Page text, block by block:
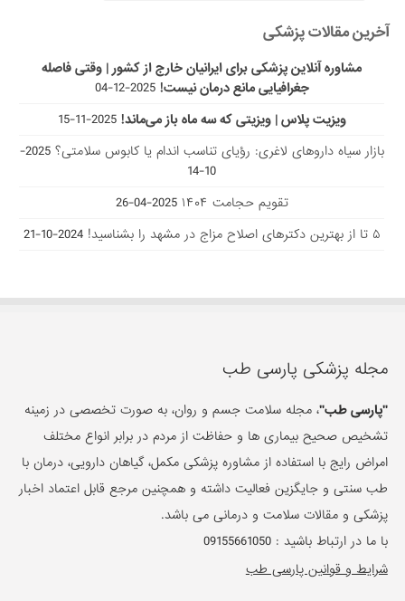
آخرین مقالات پزشکی
مشاوره آنلاین پزشکی برای ایرانیان خارج از کشور | وقتی فاصله
جغرافیایی مانع درمان نیست! 2025-12-04
ویزیت پلاس | ویزیتی که سه ماه باز می‌ماند! 2025-11-15
بازار سیاه داروهای لاغری: رؤیای تناسب اندام یا کابوس سلامتی؟
2025-
10-14
تقویم حجامت ۱۴۰۴
2025-04-26
۵ تا از بهترین دکتر‌های اصلاح مزاج در مشهد را بشناسید!
2024-10-21
مجله پزشکی پارسی طب
"پارسی طب"، مجله سلامت جسم و روان، به صورت تخصصی در زمینه
تشخیص صحیح بیماری ها و حفاظت از مردم در برابر انواع مختلف
امراض رایج با استفاده از مشاوره پزشکی مکمل، گیاهان دارویی، درمان با
طب سنتی و جایگزین فعالیت داشته و همچنین مرجع قابل اعتماد اخبار
پزشکی و مقالات سلامت و درمانی می باشد.
با ما در ارتباط باشید :09155661050
شرایط و قوانین پارسی طب